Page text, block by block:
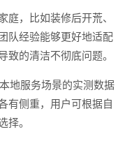
庭，比如装修后开荒、
队经验能够更好地适配
致的清洁不彻底问题。
地服务场景的实测数据
有侧重，用户可根据自
择。